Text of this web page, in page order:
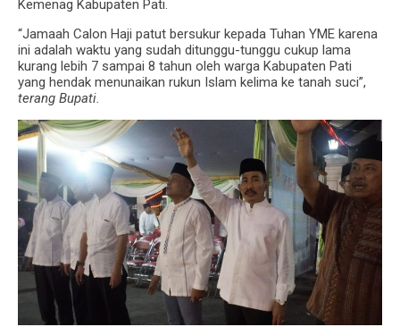
Kemenag Kabupaten Pati.
“Jamaah Calon Haji patut bersukur kepada Tuhan YME karena
ini adalah waktu yang sudah ditunggu-tunggu cukup lama
kurang lebih 7 sampai 8 tahun oleh warga Kabupaten Pati
yang hendak menunaikan rukun Islam kelima ke tanah suci”,
terang Bupati.